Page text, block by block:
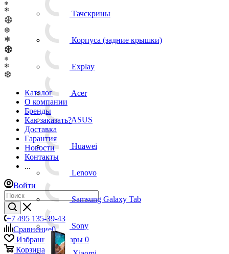
❄
❄
❆
❆
❄
❆
❅
❄
❆
Каталог
О компании
Бренды
Как заказать?
Доставка
Гарантия
Новости
Контакты
...
Войти
+7 495 135-39-43
Сравнение0
Избранные товары 0
Корзина
Тачскрины
Корпуса (задние крышки)
Explay
Acer
ASUS
Huawei
Lenovo
Samsung Galaxy Tab
Sony